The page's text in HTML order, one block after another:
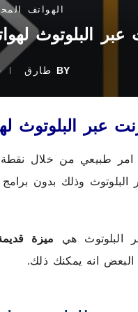
الهواتف
عبر البلوتوث
BY طارق
عبر البلوتوث
البلوتوث وذلك بدون برامج
البلوتوث هي ميزة
البعض انه يمكنك ذلك.